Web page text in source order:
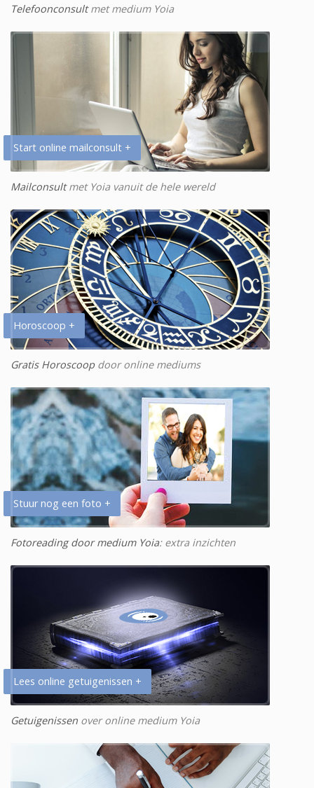
Telefoonconsultmet medium Yoia
Start online mailconsult +
Mailconsultmet Yoia vanuit de hele wereld
Horoscoop +
Gratis Horoscoopdoor online mediums
Stuur nog een foto +
Fotoreading door medium Yoia: extra inzichten
Lees online getuigenissen +
Getuigenissen over online medium Yoia